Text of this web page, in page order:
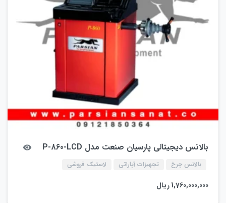
بالانس دیجیتالی پارسیان صنعت مدل P-860-LCD
بالانس چرخ تجهیزات آپاراتی لاستیک فروشی
1,760,000,000ریال